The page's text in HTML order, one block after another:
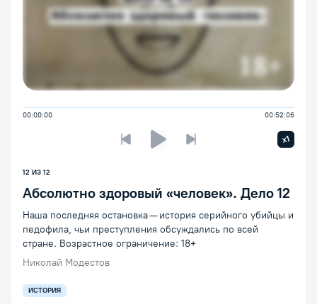
00:00:00 00:52:06
Предыдущая лекцияСледующая лекция
x1
12 ИЗ 12
Абсолютно здоровый «человек». Дело 12
Наша последняя остановка — история серийного убийцы и
педофила, чьи преступления обсуждались по всей
стране. Возрастное ограничение: 18+
Николай Модестов
ИСТОРИЯ